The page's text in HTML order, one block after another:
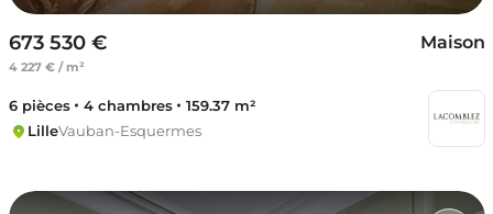
673 530 €
4 227 € / m²
Maison
6 pièces 4 chambres
159.37 m²
LilleVauban-Esquermes